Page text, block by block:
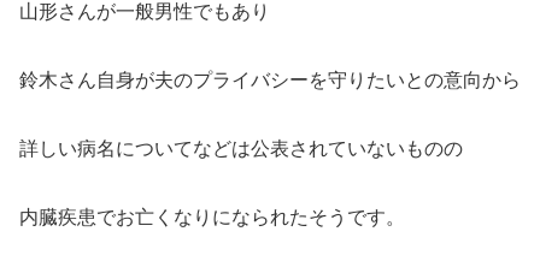
山形さんが一般男性でもあり
鈴木さん自身が夫のプライバシーを守りたいとの意向から
詳しい病名についてなどは公表されていないものの
内臓疾患でお亡くなりになられたそうです。